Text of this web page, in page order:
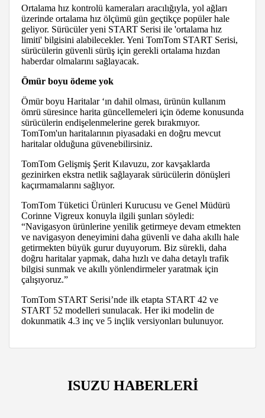
Ortalama hız kontrolü kameraları aracılığıyla, yol ağları
üzerinde ortalama hız ölçümü gün geçtikçe popüler hale
geliyor. Sürücüler yeni START Serisi ile 'ortalama hız
limiti' bilgisini alabilecekler. Yeni TomTom START Serisi,
sürücülerin güvenli sürüş için gerekli ortalama hızdan
haberdar olmalarını sağlayacak.
Ömür boyu ödeme yok
Ömür boyu Haritalar ‘ın dahil olması, ürünün kullanım
ömrü süresince harita güncellemeleri için ödeme konusunda
sürücülerin endişelenmelerine gerek bırakmıyor.
TomTom'un haritalarının piyasadaki en doğru mevcut
haritalar olduğuna güvenebilirsiniz.
TomTom Gelişmiş Şerit Kılavuzu, zor kavşaklarda
gezinirken ekstra netlik sağlayarak sürücülerin dönüşleri
kaçırmamalarını sağlıyor.
TomTom Tüketici Ürünleri Kurucusu ve Genel Müdürü
Corinne Vigreux konuyla ilgili şunları söyledi:
“Navigasyon ürünlerine yenilik getirmeye devam etmekten
ve navigasyon deneyimini daha güvenli ve daha akıllı hale
getirmekten büyük gurur duyuyorum. Biz sürekli, daha
doğru haritalar yapmak, daha hızlı ve daha detaylı trafik
bilgisi sunmak ve akıllı yönlendirmeler yaratmak için
çalışıyoruz.”
TomTom START Serisi’nde ilk etapta START 42 ve
START 52 modelleri sunulacak. Her iki modelin de
dokunmatik 4.3 inç ve 5 inçlik versiyonları bulunuyor.
ISUZU HABERLERİ